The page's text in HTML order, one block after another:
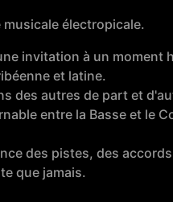
électropicale.
invitation à un moment
et latine.
des autres de part et
entre la Basse et le
des pistes, des
que jamais.